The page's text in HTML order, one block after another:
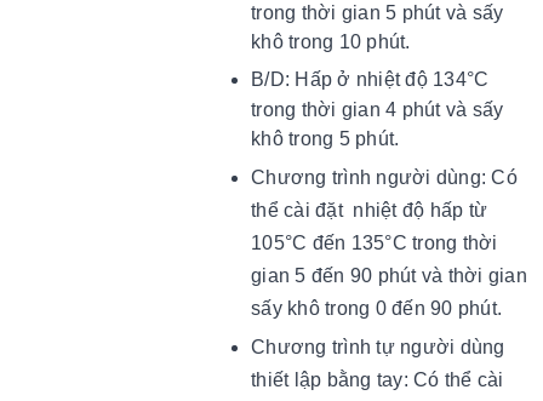
trong thời gian 5 phút và sấy
khô trong 10 phút.
B/D: Hấp ở nhiệt độ 134°C
trong thời gian 4 phút và sấy
khô trong 5 phút.
Chương trình người dùng: Có
thể cài đặt nhiệt độ hấp từ
105°C đến 135°C trong thời
gian 5 đến 90 phút và thời gian
sấy khô trong 0 đến 90 phút.
Chương trình tự người dùng
thiết lập bằng tay: Có thể cài